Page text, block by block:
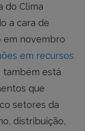
do Clima
a cara de
em novembro
em recursos
também está
que
setores da
distribuição,